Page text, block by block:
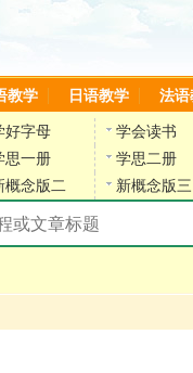
教学 日语教学 法语
好字母
学会读书
思一册
学思二册
概念版二 新概念版三